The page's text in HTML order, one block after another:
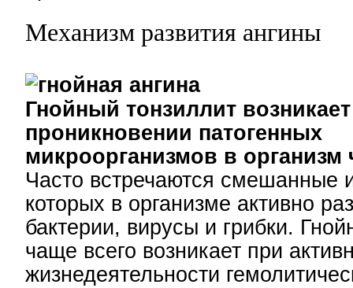
Механизм развития ангины
Гнойный тонзиллит
проникновении патогенных
микроорганизмов в организм
Часто встречаются смешанные
которых в организме активно
бактерии, вирусы и грибки.
чаще всего возникает при
жизнедеятельности